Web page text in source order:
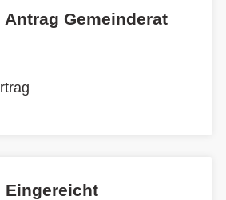
Antrag Gemeinderat
Eingereicht